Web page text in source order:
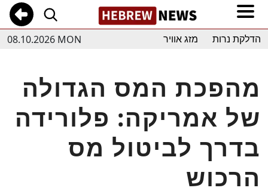
08.10.2026 MON הדלקת נרות מזג אוויר
מהפכת המס הגדולה
של אמריקה: פלורידה
בדרך לביטול מס
הרכוש